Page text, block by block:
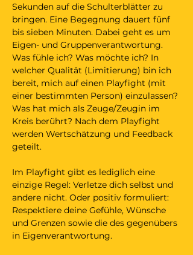
Sekunden auf die Schulterblätter zu
bringen. Eine Begegnung dauert fünf
bis sieben Minuten. Dabei geht es um
Eigen- und Gruppenverantwortung.
Was fühle ich? Was möchte ich? In
welcher Qualität (Limitierung) bin ich
bereit, mich auf einen Playfight (mit
einer bestimmten Person) einzulassen?
Was hat mich als Zeuge/Zeugin im
Kreis berührt? Nach dem Playfight
werden Wertschätzung und Feedback
geteilt.
Im Playfight gibt es lediglich eine
einzige Regel: Verletze dich selbst und
andere nicht. Oder positiv formuliert:
Respektiere deine Gefühle, Wünsche
und Grenzen sowie die des gegenübers
in Eigenverantwortung.